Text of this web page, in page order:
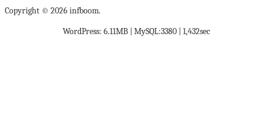
Copyright © 2026 infboom.
WordPress: 6.11MB | MySQL:3380 | 1,432sec